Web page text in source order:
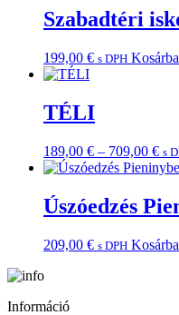
Szabadtéri
199,00 € s DPH
TÉLI
189,00 € – 709,00 € s
Úszóedzés
209,00 € s DPH
Információ